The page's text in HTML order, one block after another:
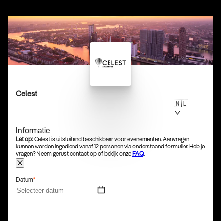
Celest
🇳🇱
Informatie
Let op:Celest is uitsluitend beschikbaar voor evenementen. Aanvragen
kunnen worden ingediend vanaf 12 personen via onderstaand formulier. Heb je
vragen? Neem gerust contact op of bekijk onzeFAQ.
Datum*